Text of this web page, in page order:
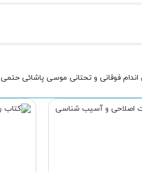
فوقانی و تحتانی موسی پاشائی حتمی